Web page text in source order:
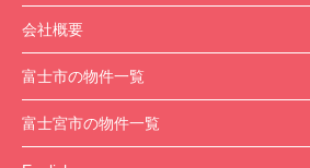
会社概要
富士市の物件一覧
富士宮市の物件一覧